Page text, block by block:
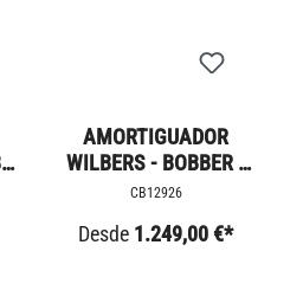
AMORTIGUADOR
WILBERS - BOBBER -
TIPO 643
CB12926
Desde 1.249,00 €*